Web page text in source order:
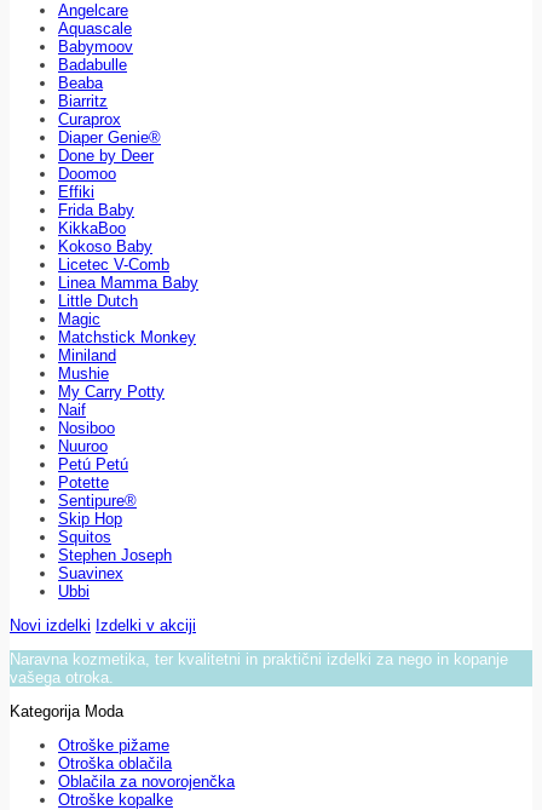
Angelcare
Aquascale
Babymoov
Badabulle
Beaba
Biarritz
Curaprox
Diaper Genie®
Done by Deer
Doomoo
Effiki
Frida Baby
KikkaBoo
Kokoso Baby
Licetec V-Comb
Linea Mamma Baby
Little Dutch
Magic
Matchstick Monkey
Miniland
Mushie
My Carry Potty
Naif
Nosiboo
Nuuroo
Petú Petú
Potette
Sentipure®
Skip Hop
Squitos
Stephen Joseph
Suavinex
Ubbi
Novi izdelki Izdelki v akciji
Naravna kozmetika, ter kvalitetni in praktični izdelki za nego in kopanje
vašega otroka.
Kategorija Moda
Otroške pižame
Otroška oblačila
Oblačila za novorojenčka
Otroške kopalke